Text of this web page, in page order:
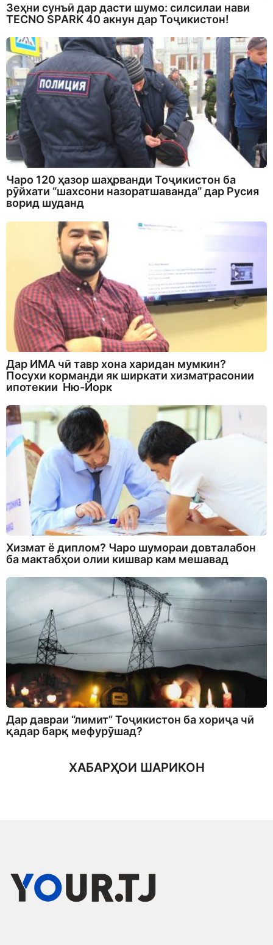
Зеҳни сунъӣ дар дасти шумо: силсилаи нави
TECNO SPARK 40 акнун дар Тоҷикистон!
Чаро 120 ҳазор шаҳрванди Тоҷикистон ба
рӯйхати “шахсони назоратшаванда” дар Русия
ворид шуданд
Дар ИМА чӣ тавр хона харидан мумкин?
Посухи корманди як ширкати хизматрасонии
ипотекии Ню-Йорк
Хизмат ё диплом? Чаро шумораи довталабон
ба мактабҳои олии кишвар кам мешавад
Дар давраи “лимит” Тоҷикистон ба хориҷа чӣ
қадар барқ мефурӯшад?
ХАБАРҲОИ ШАРИКОН